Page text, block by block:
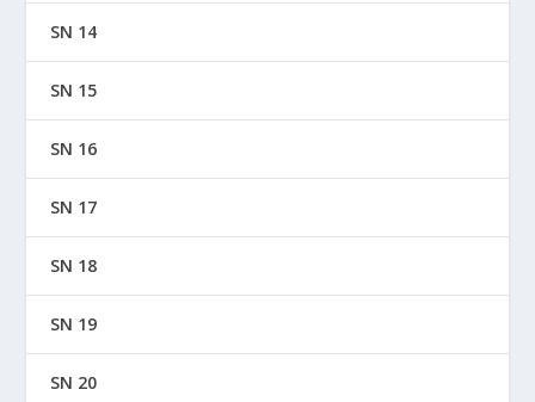
SN 14
SN 15
SN 16
SN 17
SN 18
SN 19
SN 20